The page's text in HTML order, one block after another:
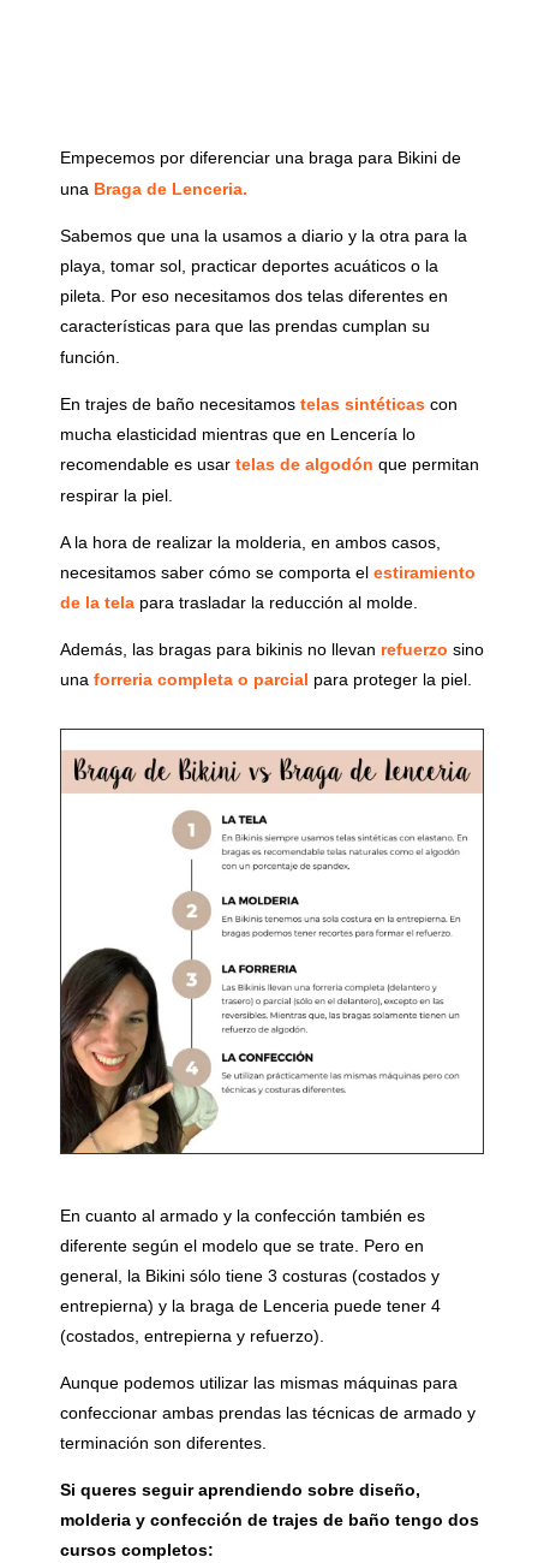
Empecemos por diferenciar una braga para Bikini de
una Braga de Lenceria.
Sabemos que una la usamos a diario y la otra para la
playa, tomar sol, practicar deportes acuáticos o la
pileta. Por eso necesitamos dos telas diferentes en
características para que las prendas cumplan su
función.
En trajes de baño necesitamostelas sintéticascon
mucha elasticidad mientras que en Lencería lo
recomendable es usar telas de algodón que permitan
respirar la piel.
A la hora de realizar la molderia, en ambos casos,
necesitamos saber cómo se comporta el estiramiento
de la tela para trasladar la reducción al molde.
Además, las bragas para bikinis no llevan refuerzo sino
una forreria completa o parcial para proteger la piel.
En cuanto al armado y la confección también es
diferente según el modelo que se trate. Pero en
general, la Bikini sólo tiene 3 costuras (costados y
entrepierna) y la braga de Lenceria puede tener 4
(costados, entrepierna y refuerzo).
Aunque podemos utilizar las mismas máquinas para
confeccionar ambas prendas las técnicas de armado y
terminación son diferentes.
Si queres seguir aprendiendo sobre diseño,
molderia y confección de trajes de baño tengo dos
cursos completos: